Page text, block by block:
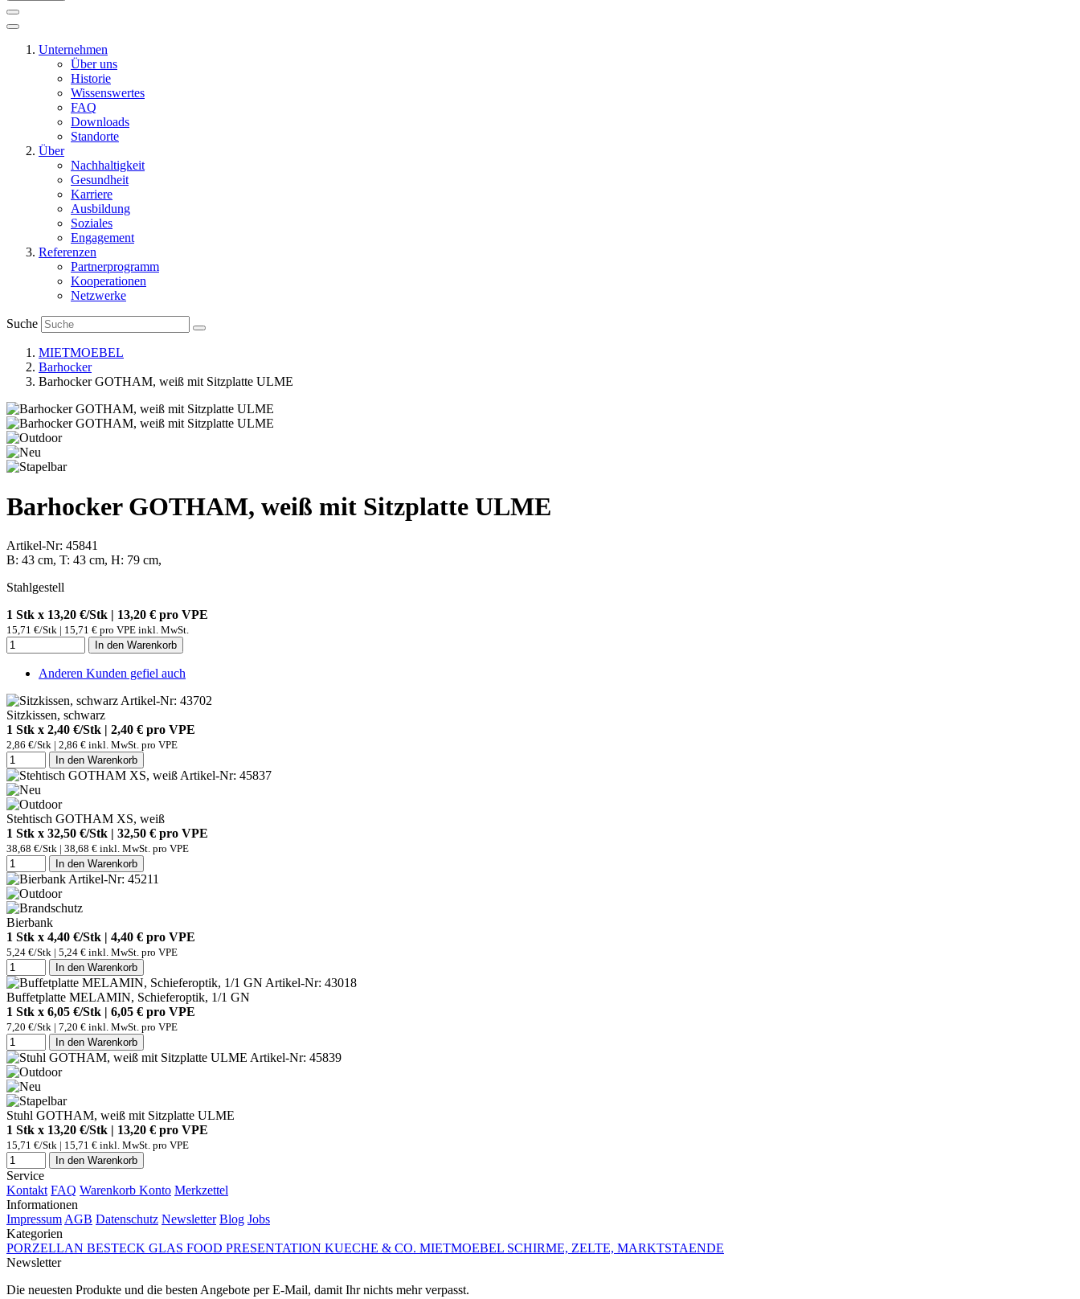
Unternehmen
Über uns
Historie
Wissenswertes
FAQ
Downloads
Standorte
Über
Nachhaltigkeit
Gesundheit
Karriere
Ausbildung
Soziales
Engagement
Referenzen
Partnerprogramm
Kooperationen
Netzwerke
Suche
MIETMOEBEL
Barhocker
Barhocker GOTHAM, weiß mit Sitzplatte ULME
Barhocker GOTHAM, weiß mit Sitzplatte ULME
Artikel-Nr: 45841
B: 43 cm, T: 43 cm, H: 79 cm,
Stahlgestell
1 Stk x 13,20 €/Stk | 13,20 € pro VPE
15,71 €/Stk | 15,71 € pro VPE inkl. MwSt.
In den Warenkorb
Anderen Kunden gefiel auch
Artikel-Nr: 43702
Sitzkissen, schwarz
1 Stk x 2,40 €/Stk | 2,40 € pro VPE
2,86 €/Stk | 2,86 € inkl. MwSt. pro VPE
In den Warenkorb
Artikel-Nr: 45837
Stehtisch GOTHAM XS, weiß
1 Stk x 32,50 €/Stk | 32,50 € pro VPE
38,68 €/Stk | 38,68 € inkl. MwSt. pro VPE
In den Warenkorb
Artikel-Nr: 45211
Bierbank
1 Stk x 4,40 €/Stk | 4,40 € pro VPE
5,24 €/Stk | 5,24 € inkl. MwSt. pro VPE
In den Warenkorb
Artikel-Nr: 43018
Buffetplatte MELAMIN, Schieferoptik, 1/1 GN
1 Stk x 6,05 €/Stk | 6,05 € pro VPE
7,20 €/Stk | 7,20 € inkl. MwSt. pro VPE
In den Warenkorb
Artikel-Nr: 45839
Stuhl GOTHAM, weiß mit Sitzplatte ULME
1 Stk x 13,20 €/Stk | 13,20 € pro VPE
15,71 €/Stk | 15,71 € inkl. MwSt. pro VPE
In den Warenkorb
Service
Kontakt FAQ Warenkorb Konto Merkzettel
Informationen
Impressum AGB Datenschutz Newsletter Blog Jobs
Kategorien
PORZELLAN BESTECK GLAS FOOD PRESENTATION KUECHE & CO. MIETMOEBEL SCHIRME, ZELTE, MARKTSTAENDE
Newsletter
Die neuesten Produkte und die besten Angebote per E-Mail, damit Ihr nichts mehr verpasst.